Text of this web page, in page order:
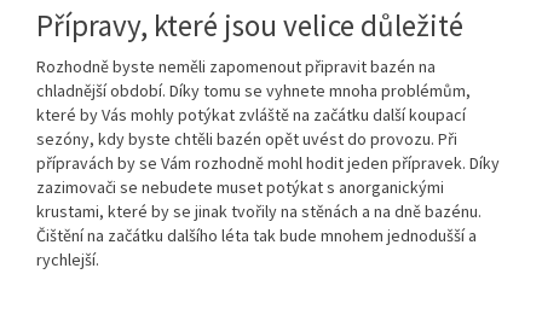
Přípravy, které jsou velice důležité
Rozhodně byste neměli zapomenout připravit bazén na
chladnější období. Díky tomu se vyhnete mnoha problémům,
které by Vás mohly potýkat zvláště na začátku další koupací
sezóny, kdy byste chtěli bazén opět uvést do provozu. Při
přípravách by se Vám rozhodně mohl hodit jeden přípravek. Díky
zazimovači se nebudete muset potýkat s anorganickými
krustami, které by se jinak tvořily na stěnách a na dně bazénu.
Čištění na začátku dalšího léta tak bude mnohem jednodušší a
rychlejší.